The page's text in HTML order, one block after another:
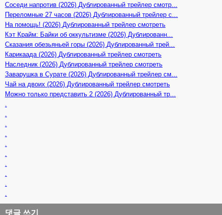
Соседи напротив (2026) Дублированный трейлер смотр...
Переломные 27 часов (2026) Дублированный трейлер с...
На помощь! (2026) Дублированный трейлер смотреть
Кэт Крайм: Байки об оккультизме (2026) Дублированн...
Сказания обезьяньей горы (2026) Дублированный трей...
Карикаада (2026) Дублированный трейлер смотреть
Наследник (2026) Дублированный трейлер смотреть
Заварушка в Сурате (2026) Дублированный трейлер см...
Чай на двоих (2026) Дублированный трейлер смотреть
Можно только представить 2 (2026) Дублированный тр...
댓글 쓰기